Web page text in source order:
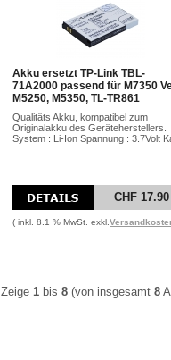
Akku ersetzt TP-Link TBL-
71A2000 passend für M7350
M5250, M5350, TL-TR861
Qualitäts Akku, kompatibel zum
Originalakku des Geräteherstellers.
System : Li-Ion Spannung : 3.7Volt
CHF 17.90
( inkl. 8.1 % MwSt. exkl.
Zeige 1 bis 8 (von insgesamt 8